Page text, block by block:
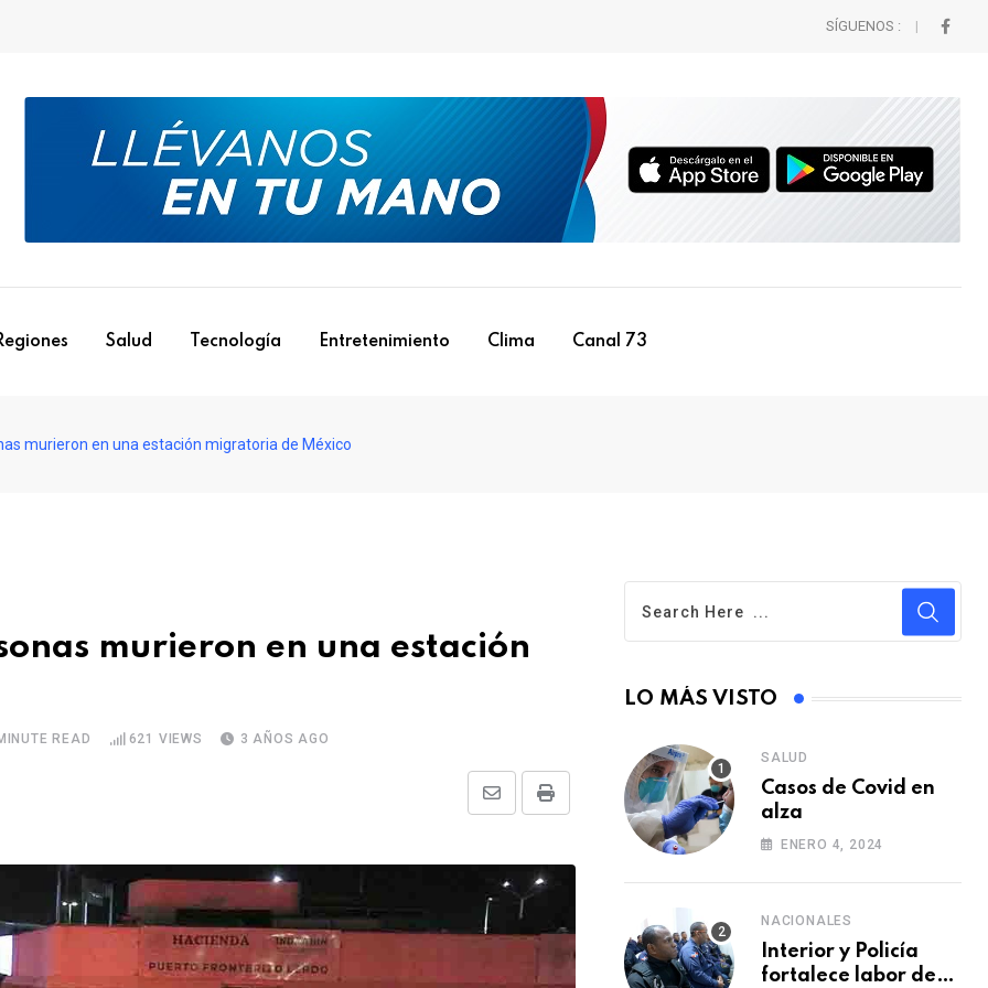
SÍGUENOS :
Salud Tecnología Entretenimiento Clima Canal 73
murieron en una estación migratoria de México
murieron en una estación
READ 621 VIEWS 3 AÑOS AGO
P
i
t
a
r
e
LO MÁS VISTO
SALUD
Casos de Covid en
alza
ENERO 4, 2024
NACIONALES
Interior y Policía
fortalece labor de